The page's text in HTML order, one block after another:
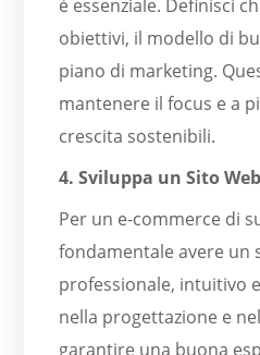
è essenziale. Definisci
obiettivi, il modello di
piano di marketing.
mantenere il focus e a
crescita sostenibili.
4. Sviluppa un Sito
Per un e-commerce di
fondamentale avere un
professionale, intuitivo
nella progettazione e
garantire una buona